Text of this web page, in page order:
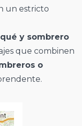
un estricto
y sombrero
que combinen
o